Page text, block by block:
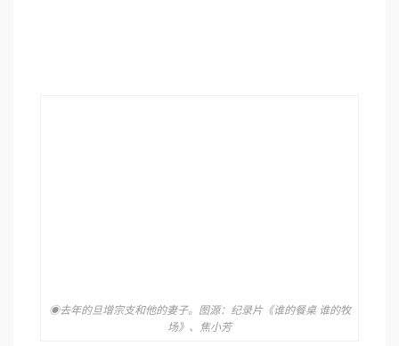
◉去年的旦增宗支和他的妻子。图源：纪录片《谁的餐桌 谁的牧
场》、焦小芳